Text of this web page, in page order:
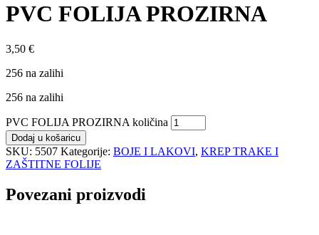
PVC FOLIJA PROZIRNA
3,50 €
256 na zalihi
256 na zalihi
PVC FOLIJA PROZIRNA količina
Dodaj u košaricu
SKU: 5507 Kategorije: BOJE I LAKOVI, KREP TRAKE I
ZAŠTITNE FOLIJE
Povezani proizvodi